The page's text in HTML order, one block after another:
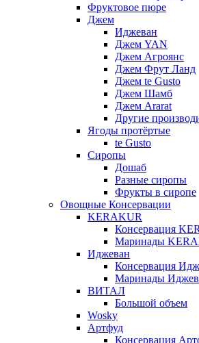
Фруктовое пюре
Джем
Иджеван
Джем YAN
Джем Агроянс
Джем Фрут Ланд
Джем te Gusto
Джем Шамб
Джем Ararat
Другие
Ягоды протёртые
te Gusto
Сиропы
Дошаб
Разные сиропы
Фрукты в сиропе
Овощные Консервации
KERAKUR
Консервация
Маринады
Иджеван
Консервация
Маринады
ВИТАЛ
Большой объем
Wosky
Артфуд
Консервация